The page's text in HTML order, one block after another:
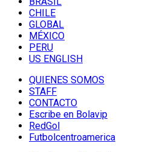
CHILE
GLOBAL
MÉXICO
PERU
US ENGLISH
QUIENES SOMOS
STAFF
CONTACTO
Escribe en Bolavip
RedGol
Futbolcentroamerica